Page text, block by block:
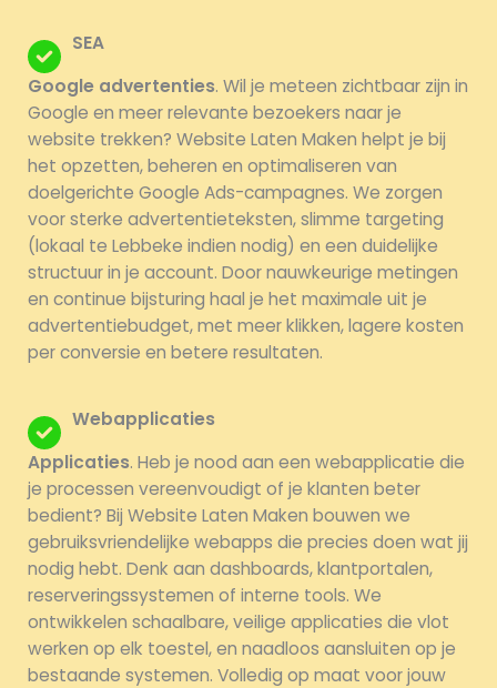
SEA
Google advertenties. Wil je meteen zichtbaar zijn in
Google en meer relevante bezoekers naar je
website trekken? Website Laten Maken helpt je bij
het opzetten, beheren en optimaliseren van
doelgerichte Google Ads-campagnes. We zorgen
voor sterke advertentieteksten, slimme targeting
(lokaal te Lebbeke indien nodig) en een duidelijke
structuur in je account. Door nauwkeurige metingen
en continue bijsturing haal je het maximale uit je
advertentiebudget, met meer klikken, lagere kosten
per conversie en betere resultaten.
Webapplicaties
Applicaties. Heb je nood aan een webapplicatie die
je processen vereenvoudigt of je klanten beter
bedient? Bij Website Laten Maken bouwen we
gebruiksvriendelijke webapps die precies doen wat jij
nodig hebt. Denk aan dashboards, klantportalen,
reserveringssystemen of interne tools. We
ontwikkelen schaalbare, veilige applicaties die vlot
werken op elk toestel, en naadloos aansluiten op je
bestaande systemen. Volledig op maat voor jouw